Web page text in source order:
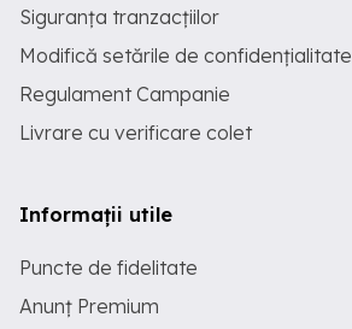
Siguranța tranzacțiilor
Modifică setările de confidențialitate
Regulament Campanie
Livrare cu verificare colet
Informații utile
Puncte de fidelitate
Anunț Premium